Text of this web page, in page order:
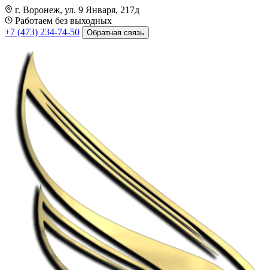
г. Воронеж, ул. 9 Января, 217д
Работаем без выходных
+7 (473) 234-74-50
Обратная связь